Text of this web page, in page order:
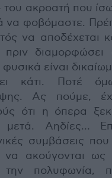
του ακροατή που
να φοβόμαστε.
να αποδέχεται
διαμορφώσει
είναι
κάτι. Ποτέ
Ας πούμε,
ότι η όπερα
μετά. Αηδίες…
συμβάσεις
να ακούγονται ως
την πολυφωνία,